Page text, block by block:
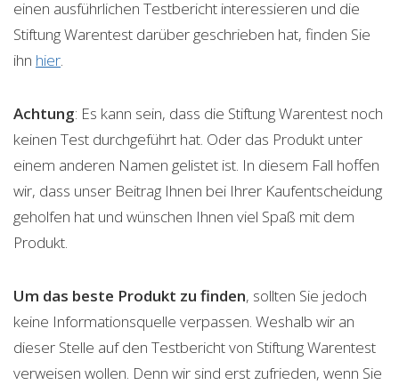
einen ausführlichen Testbericht interessieren und die
Stiftung Warentest darüber geschrieben hat, finden Sie
ihn hier.
Achtung: Es kann sein, dass die Stiftung Warentest noch
keinen Test durchgeführt hat. Oder das Produkt unter
einem anderen Namen gelistet ist. In diesem Fall hoffen
wir, dass unser Beitrag Ihnen bei Ihrer Kaufentscheidung
geholfen hat und wünschen Ihnen viel Spaß mit dem
Produkt.
Um das beste Produkt zu finden, sollten Sie jedoch
keine Informationsquelle verpassen. Weshalb wir an
dieser Stelle auf den Testbericht von Stiftung Warentest
verweisen wollen. Denn wir sind erst zufrieden, wenn Sie